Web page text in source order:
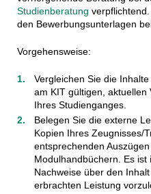
Studienberatung
den Bewerbungsunterlagen
Vorgehensweise:
Vergleichen Sie die
am KIT gültigen, aktuellen
Ihres Studienganges.
Belegen Sie die externe
Kopien Ihres Zeugnisses/
entsprechenden
Modulhandbüchern. Es
Nachweise über den
erbrachten Leistung